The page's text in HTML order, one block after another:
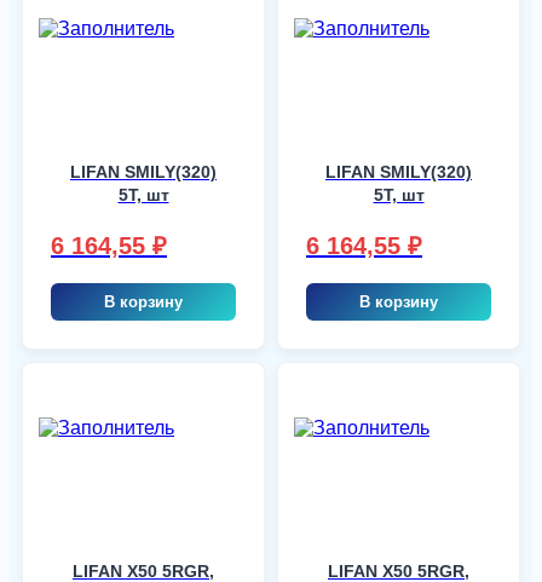
LIFAN SMILY(320)
5T, шт
6 164,55 ₽
В корзину
LIFAN SMILY(320)
5T, шт
6 164,55 ₽
В корзину
LIFAN X50 5RGR,
LIFAN X50 5RGR,